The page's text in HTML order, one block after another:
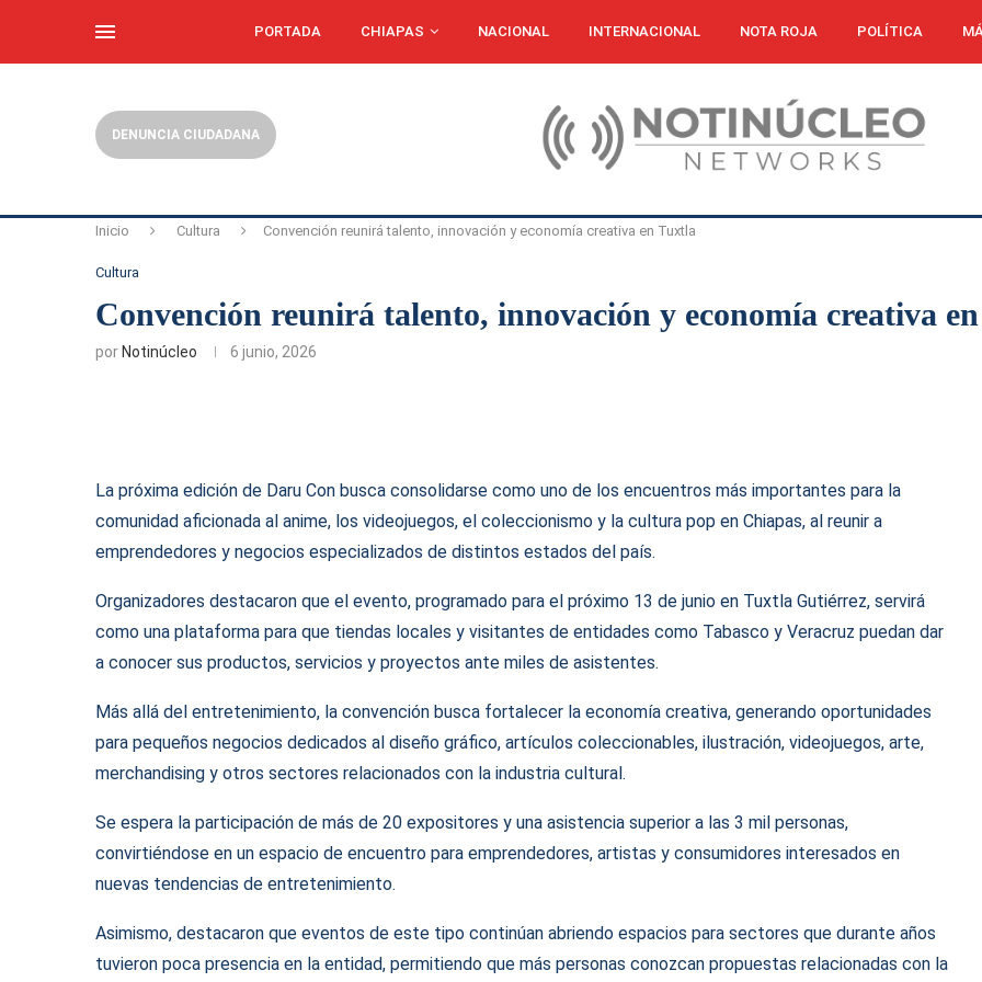
PORTADA CHIAPAS NACIONAL INTERNACIONAL NOTA ROJA POLÍTICA
DENUNCIA CIUDADANA
Inicio Cultura Convención reunirá talento, innovación y economía creativa en Tuxtla
Cultura
Convención reunirá talento, innovación y economía creativa
por Notinúcleo 6 junio, 2026
La próxima edición de Daru Con busca consolidarse como uno de los encuentros más importantes para la
comunidad aficionada al anime, los videojuegos, el coleccionismo y la cultura pop en Chiapas, al reunir a
emprendedores y negocios especializados de distintos estados del país.
Organizadores destacaron que el evento, programado para el próximo 13 de junio en Tuxtla Gutiérrez, servirá
como una plataforma para que tiendas locales y visitantes de entidades como Tabasco y Veracruz puedan dar
a conocer sus productos, servicios y proyectos ante miles de asistentes.
Más allá del entretenimiento, la convención busca fortalecer la economía creativa, generando oportunidades
para pequeños negocios dedicados al diseño gráfico, artículos coleccionables, ilustración, videojuegos, arte,
merchandising y otros sectores relacionados con la industria cultural.
Se espera la participación de más de 20 expositores y una asistencia superior a las 3 mil personas,
convirtiéndose en un espacio de encuentro para emprendedores, artistas y consumidores interesados en
nuevas tendencias de entretenimiento.
Asimismo, destacaron que eventos de este tipo continúan abriendo espacios para sectores que durante años
tuvieron poca presencia en la entidad, permitiendo que más personas conozcan propuestas relacionadas con la